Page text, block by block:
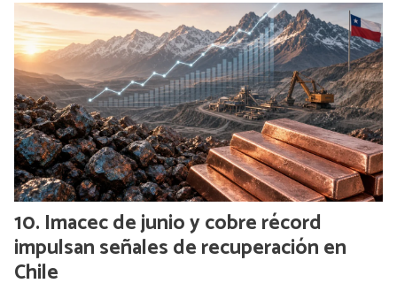
Imacec de junio y cobre récord
impulsan señales de recuperación en
Chile